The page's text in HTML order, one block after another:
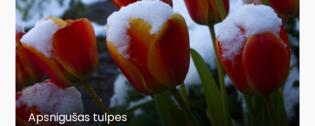
Apsnigušas tulpes